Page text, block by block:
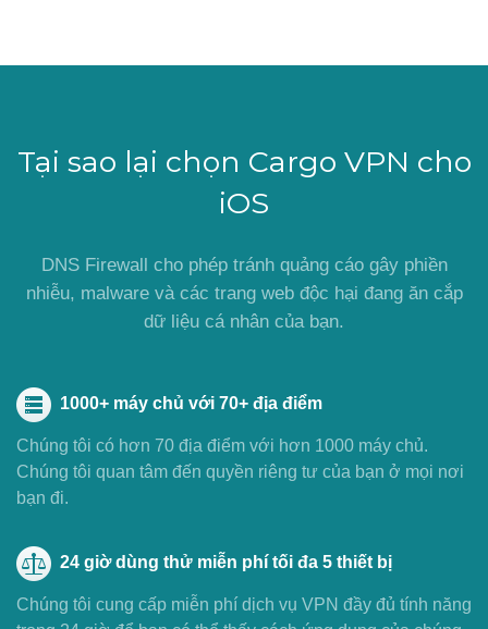
Tại sao lại chọn Cargo VPN cho
iOS
DNS Firewall cho phép tránh quảng cáo gây phiền
nhiễu, malware và các trang web độc hại đang ăn cắp
dữ liệu cá nhân của bạn.
1000+ máy chủ với 70+ địa điểm
Chúng tôi có hơn 70 địa điểm với hơn 1000 máy chủ.
Chúng tôi quan tâm đến quyền riêng tư của bạn ở mọi nơi
bạn đi.
24 giờ dùng thử miễn phí tối đa 5 thiết bị
Chúng tôi cung cấp miễn phí dịch vụ VPN đầy đủ tính năng